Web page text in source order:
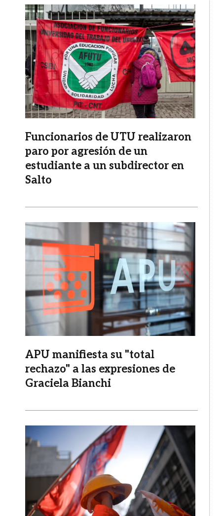
Imagen
Funcionarios de UTU realizaron
paro por agresión de un
estudiante a un subdirector en
Salto
Imagen
APU manifiesta su "total
rechazo" a las expresiones de
Graciela Bianchi